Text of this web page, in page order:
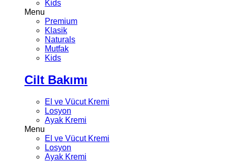
Kids
Menu
Premium
Klasik
Naturals
Mutfak
Kids
Cilt Bakımı
El ve Vücut Kremi
Losyon
Ayak Kremi
Menu
El ve Vücut Kremi
Losyon
Ayak Kremi